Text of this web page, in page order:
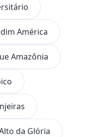
América
Amazônia
da Glória